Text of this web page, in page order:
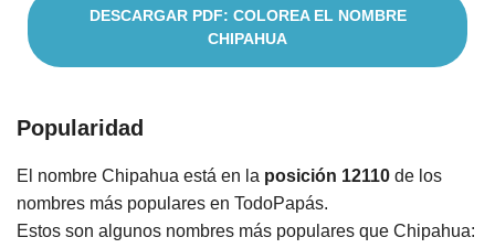
DESCARGAR PDF: COLOREA EL NOMBRE
CHIPAHUA
Popularidad
El nombre Chipahua está en la posición 12110 de los
nombres más populares en TodoPapás.
Estos son algunos nombres más populares que Chipahua: